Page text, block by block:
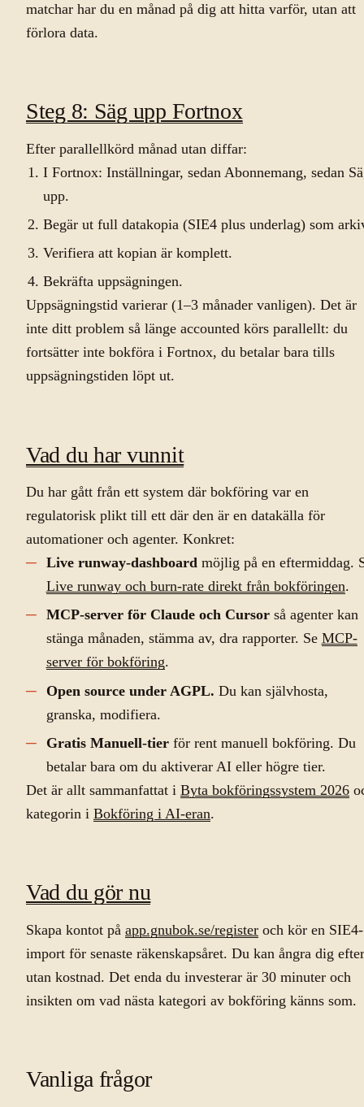
matchar har du en månad på dig att hitta varför, utan att
förlora data.
Steg 8: Säg upp Fortnox
Efter parallellkörd månad utan diffar:
I Fortnox: Inställningar, sedan Abonnemang, sedan
upp.
Begär ut full datakopia (SIE4 plus underlag) som
Verifiera att kopian är komplett.
Bekräfta uppsägningen.
Uppsägningstid varierar (1–3 månader vanligen). Det är
inte ditt problem så länge accounted körs parallellt: du
fortsätter inte bokföra i Fortnox, du betalar bara tills
uppsägningstiden löpt ut.
Vad du har vunnit
Du har gått från ett system där bokföring var en
regulatorisk plikt till ett där den är en datakälla för
automationer och agenter. Konkret:
Live runway-dashboardmöjlig på en eftermiddag.
Live runway och burn-rate direkt från bokföringen.
MCP-server för Claude och Cursorså agenter kan
stänga månaden, stämma av, dra rapporter. Se MCP-
server för bokföring.
Open source under AGPL. Du kan självhosta,
granska, modifiera.
Gratis Manuell-tierför rent manuell bokföring. Du
betalar bara om du aktiverar AI eller högre tier.
Det är allt sammanfattat i Byta bokföringssystem 2026
kategorin i Bokföring i AI-eran.
Vad du gör nu
Skapa kontot på app.gnubok.se/register och kör en SIE4-
import för senaste räkenskapsåret. Du kan ångra dig
utan kostnad. Det enda du investerar är 30 minuter och
insikten om vad nästa kategori av bokföring känns som.
Vanliga frågor